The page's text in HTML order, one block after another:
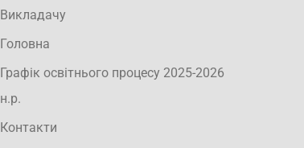
Викладачу
Головна
Графік освітнього процесу 2025-2026
н.р.
Контакти